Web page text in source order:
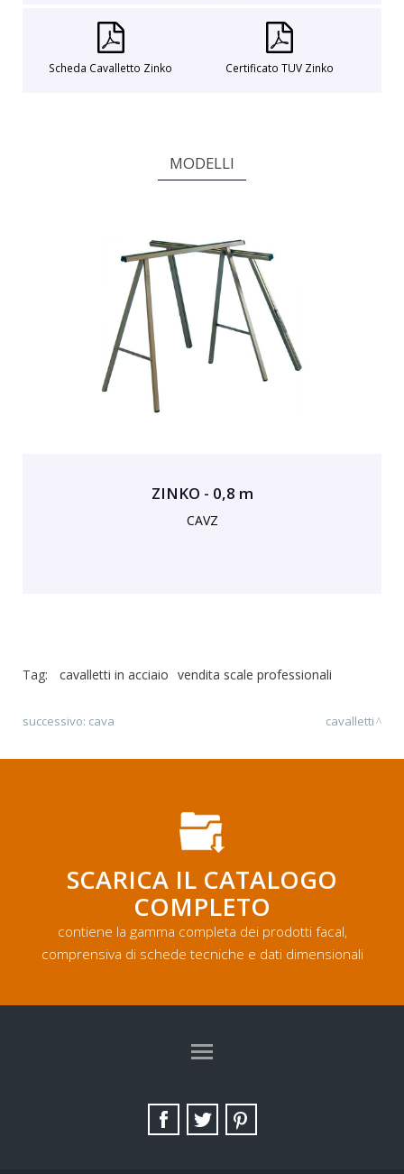
Scheda Cavalletto Zinko Certificato TUV Zinko
MODELLI
ZINKO - 0,8 m
CAVZ
Tag: cavalletti in acciaio vendita scale professionali
successivo: cava cavalletti
SCARICA IL CATALOGO
COMPLETO
contiene la gamma completa dei prodotti facal,
comprensiva di schede tecniche e dati dimensionali
SITE MAP